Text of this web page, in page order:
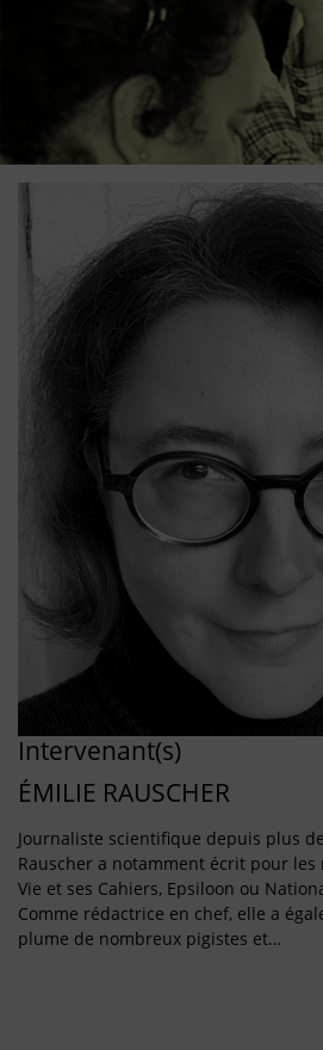
Intervenant(s)
ÉMILIE RAUSCHER
Journaliste scientifique depuis plus
Rauscher a notamment écrit pour les
Vie et ses Cahiers, Epsiloon ou
Comme rédactrice en chef, elle a
plume de nombreux pigistes et…